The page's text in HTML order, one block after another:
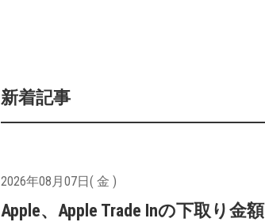
新着記事
2026年08月07日( 金 )
Apple、Apple Trade Inの下取り金額